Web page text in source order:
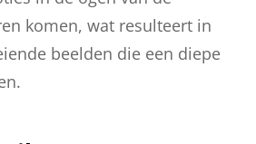
komen, wat resulteert in
beelden die een diepe